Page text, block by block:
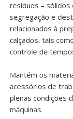
resíduos – sólidos
segregação e
relacionados à
calçados, tais
controle de
Mantém os
acessórios de
plenas condições
máquinas.